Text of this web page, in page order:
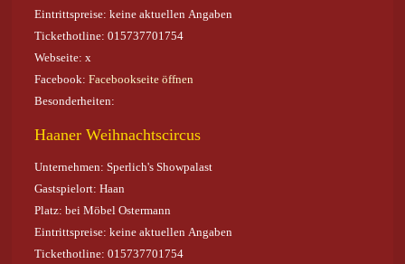
Eintrittspreise: keine aktuellen Angaben
Tickethotline: 015737701754
Webseite: x
Facebook:Facebookseite öffnen
Besonderheiten:
Haaner Weihnachtscircus
Unternehmen: Sperlich's Showpalast
Gastspielort: Haan
Platz: bei Möbel Ostermann
Eintrittspreise: keine aktuellen Angaben
Tickethotline: 015737701754